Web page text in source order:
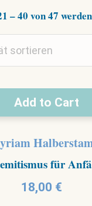
– 40 von 47
Add to Cart
für
18,00 €